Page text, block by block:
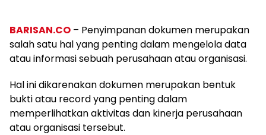
BARISAN.CO – Penyimpanan dokumen merupakan
salah satu hal yang penting dalam mengelola data
atau informasi sebuah perusahaan atau organisasi.
Hal ini dikarenakan dokumen merupakan bentuk
bukti atau record yang penting dalam
memperlihatkan aktivitas dan kinerja perusahaan
atau organisasi tersebut.